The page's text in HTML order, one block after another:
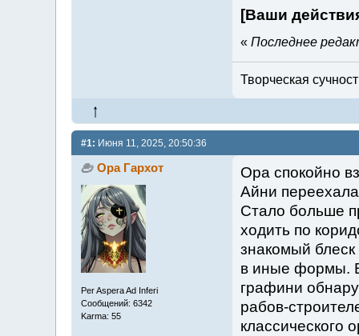
[Ваши
« Последнее
Творческая
#1: Июня 11, 2025, 20:50:36
Ора Гархот
Per Aspera Ad Inferi
Сообщений: 6342
Karma: 55
Ора спокойно
Айни
Стало больше
ходить по
знакомый
в иные формы.
графини
рабов-
классического